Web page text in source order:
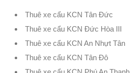
Thuê xe cẩu KCN Tân Đức
Thuê xe cẩu KCN Đức Hòa III
Thuê xe cẩu KCN An Nhựt Tân
Thuê xe cẩu KCN Tân Đô